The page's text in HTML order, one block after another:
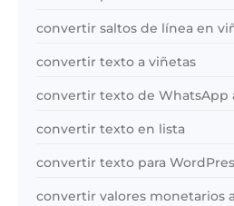
convertir saltos de línea en
convertir texto a viñetas
convertir texto de WhatsApp
convertir texto en lista
convertir texto para
convertir valores monetarios